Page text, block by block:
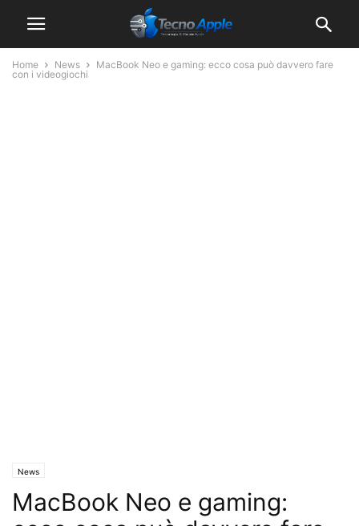
Home News
MacBook Neo e gaming: ecco cosa può davvero fare
con i videogiochi
News
MacBook Neo e gaming: